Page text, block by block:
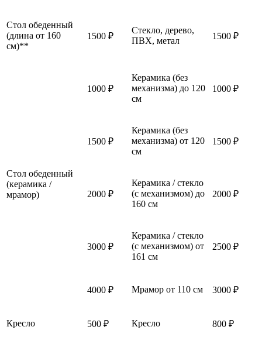
Стол обеденный
(длина от 160
см)**
1500 ₽
Стекло, дерево,
ПВХ, метал
1500 ₽
Стол обеденный
(керамика /
мрамор)
1000 ₽
Керамика (без
механизма) до 120
см
1000 ₽
1500 ₽
Керамика (без
механизма) от 120
см
1500 ₽
2000 ₽
Керамика / стекло
(с механизмом) до
160 см
2000 ₽
3000 ₽
Керамика / стекло
(с механизмом) от
161 см
2500 ₽
4000 ₽ Мрамор от 110 см 3000 ₽
Кресло 500 ₽ Кресло 800 ₽